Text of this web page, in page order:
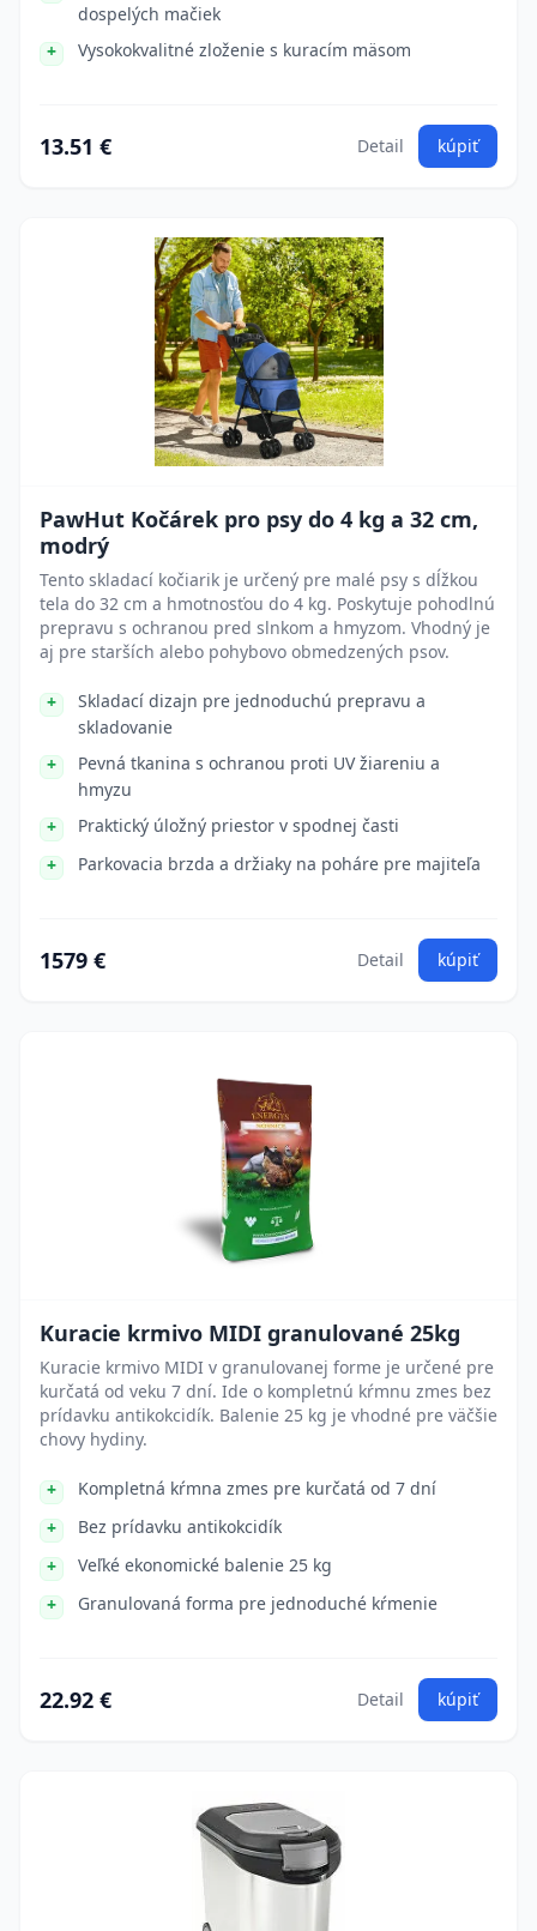
dospelých mačiek
Vysokokvalitné zloženie s kuracím mäsom
13.51 € Detail kúpiť
PawHut Kočárek pro psy do 4 kg a 32 cm,
modrý
Tento skladací kočiarik je určený pre malé psy s dĺžkou
tela do 32 cm a hmotnosťou do 4 kg. Poskytuje pohodlnú
prepravu s ochranou pred slnkom a hmyzom. Vhodný je
aj pre starších alebo pohybovo obmedzených psov.
Skladací dizajn pre jednoduchú prepravu a
skladovanie
Pevná tkanina s ochranou proti UV žiareniu a
hmyzu
Praktický úložný priestor v spodnej časti
Parkovacia brzda a držiaky na poháre pre majiteľa
1579 € Detail kúpiť
Kuracie krmivo MIDI granulované 25kg
Kuracie krmivo MIDI v granulovanej forme je určené pre
kurčatá od veku 7 dní. Ide o kompletnú kŕmnu zmes bez
prídavku antikokcidík. Balenie 25 kg je vhodné pre väčšie
chovy hydiny.
Kompletná kŕmna zmes pre kurčatá od 7 dní
Bez prídavku antikokcidík
Veľké ekonomické balenie 25 kg
Granulovaná forma pre jednoduché kŕmenie
22.92 € Detail kúpiť